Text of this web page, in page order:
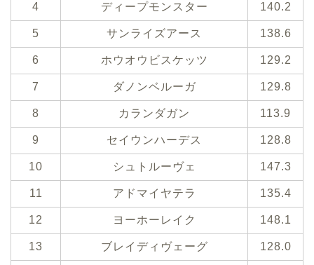
4 ディープモンスター 140.2
5 サンライズアース 138.6
6 ホウオウビスケッツ 129.2
7 ダノンベルーガ 129.8
8 カランダガン 113.9
9 セイウンハーデス 128.8
10 シュトルーヴェ 147.3
11 アドマイヤテラ 135.4
12 ヨーホーレイク 148.1
13 ブレイディヴェーグ 128.0